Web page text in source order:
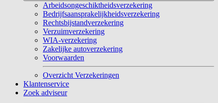
Arbeidsongeschiktheidsverzekering
Bedrijfsaansprakelijkheidsverzekering
Rechtsbijstandverzekering
Verzuimverzekering
WIA-verzekering
Zakelijke autoverzekering
Voorwaarden
Overzicht Verzekeringen
Klantenservice
Zoek adviseur